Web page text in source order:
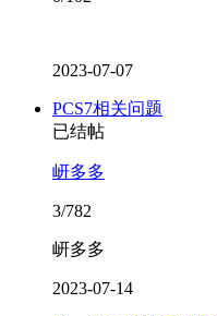
2023-07-07
PCS7相关问题
已结帖
岍多多
3/782
岍多多
2023-07-14